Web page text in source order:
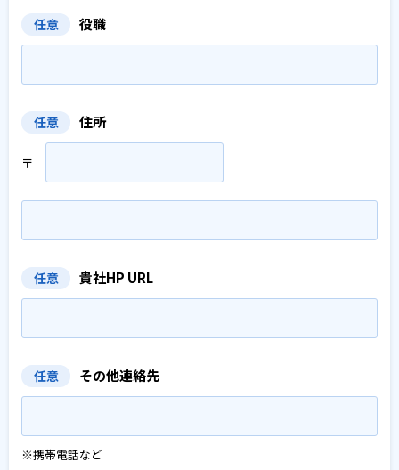
任意 役職
任意 住所
〒
任意 貴社HP URL
任意 その他連絡先
※携帯電話など